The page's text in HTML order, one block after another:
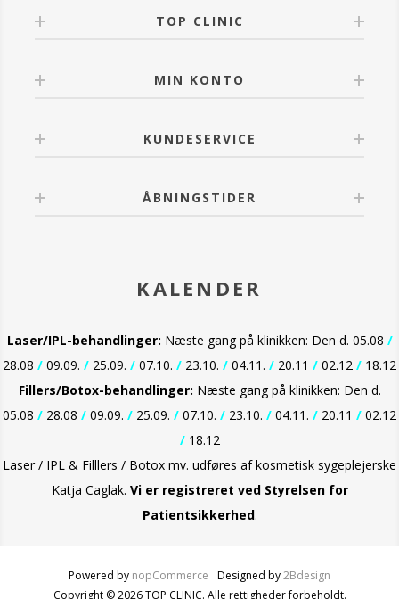
TOP CLINIC
MIN KONTO
KUNDESERVICE
ÅBNINGSTIDER
KALENDER
Laser/IPL-behandlinger: Næste gang på klinikken: Den d. 05.08 /
28.08 / 09.09. / 25.09. / 07.10. / 23.10. / 04.11. / 20.11 / 02.12 / 18.12
Fillers/Botox-behandlinger: Næste gang på klinikken: Den d.
05.08 / 28.08 / 09.09. / 25.09. / 07.10. / 23.10. / 04.11. / 20.11 / 02.12
/18.12
Laser / IPL & Filllers / Botox mv. udføres af kosmetisk sygeplejerske
Katja Caglak. Vi er registreret ved Styrelsen for
Patientsikkerhed.
Powered by nopCommerce Designed by2Bdesign
Copyright © 2026 TOP CLINIC. Alle rettigheder forbeholdt.